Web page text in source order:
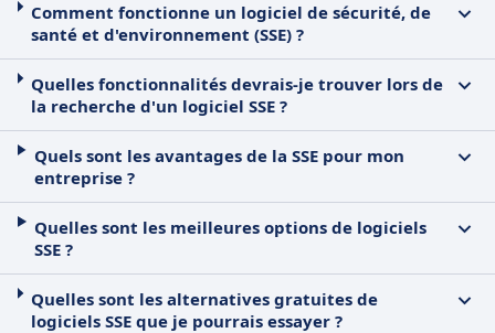
Comment fonctionne un logiciel de sécurité, de
santé et d'environnement (SSE) ?
Quelles fonctionnalités devrais-je trouver lors de
la recherche d'un logiciel SSE ?
Quels sont les avantages de la SSE pour mon
entreprise ?
Quelles sont les meilleures options de logiciels
SSE ?
Quelles sont les alternatives gratuites de
logiciels SSE que je pourrais essayer ?